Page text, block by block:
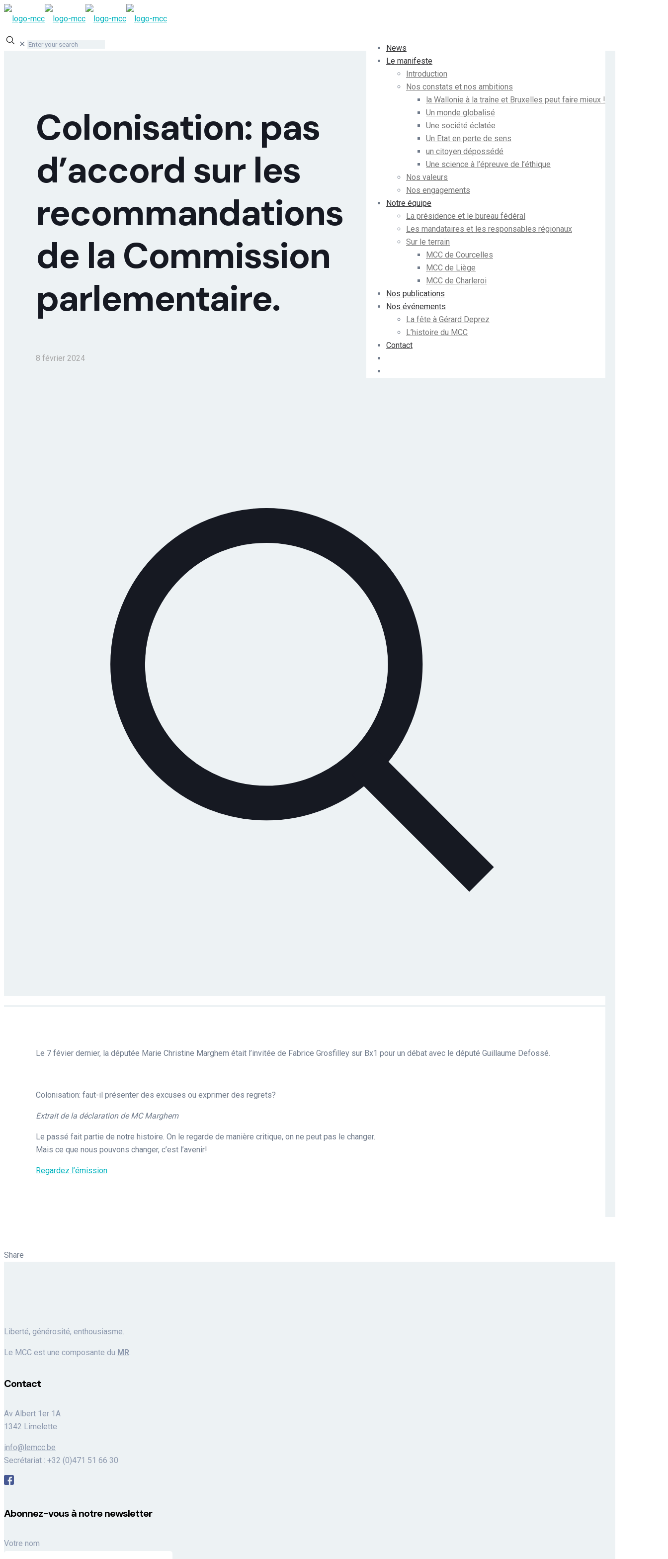
News
Le manifeste
Introduction
Nos constats et nos ambitions
la Wallonie à la traîne et Bruxelles peut faire mieux !
Un monde globalisé
Une société éclatée
Un Etat en perte de sens
un citoyen dépossédé
Une science à l’épreuve de l’éthique
Nos valeurs
Nos engagements
Notre équipe
La présidence et le bureau fédéral
Les mandataires et les responsables régionaux
Sur le terrain
MCC de Courcelles
MCC de Liège
MCC de Charleroi
Nos publications
Nos événements
La fête à Gérard Deprez
L’histoire du MCC
Contact
✕
Colonisation: pas
d’accord sur les
recommandations
de la Commission
parlementaire.
8 février 2024
Le 7 févier dernier, la députée Marie Christine Marghem était l’invitée de Fabrice Grosfilley sur Bx1 pour un débat avec le député Guillaume Defossé.
Colonisation: faut-il présenter des excuses ou exprimer des regrets?
Extrait de la déclaration de MC Marghem
Le passé fait partie de notre histoire. On le regarde de manière critique, on ne peut pas le changer.
Mais ce que nous pouvons changer, c’est l’avenir!
Regardez l’émission
Share
Liberté, générosité, enthousiasme.
Le MCC est une composante du MR.
Contact
Av Albert 1er 1A
1342 Limelette
info@lemcc.be
Secrétariat : +32 (0)471 51 66 30
Abonnez-vous à notre newsletter
Votre nom